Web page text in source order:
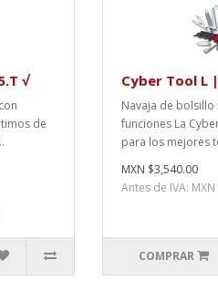
√
de
Cyber Tool L
Navaja de bolsillo
funciones La
para los mejores
MXN $3,540.00
Antes de IVA:
COMPRAR